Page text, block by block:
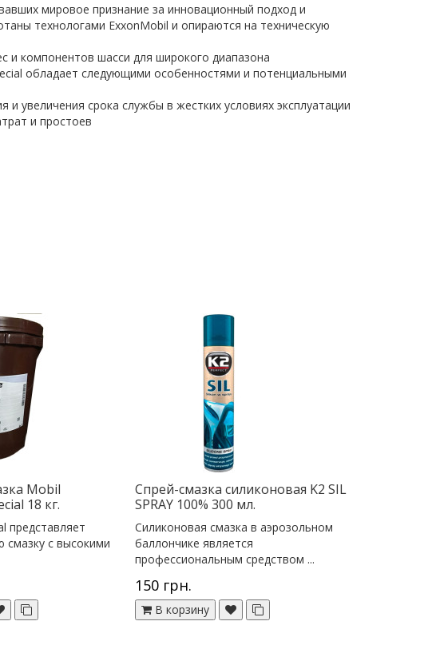
мировое признание за инновационный подход и
технологами ExxonMobil и опираются на техническую
и компонентов шасси для широкого диапазона
обладает следующими особенностями и потенциальными
увеличения срока службы в жестких условиях эксплуатации
и простоев
Mobil
18 кг.
представляет
смазку с высокими
Спрей-смазка силиконовая K2 SIL
SPRAY 100% 300 мл.
Силиконовая смазка в аэрозольном
баллончике является
профессиональным средством ...
150 грн.
В корзину